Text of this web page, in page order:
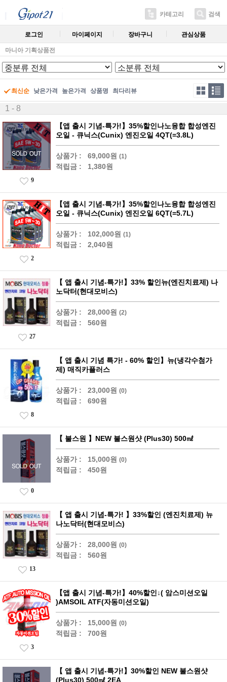
카테고리 검색
로그인 마이페이지 장바구니 관심상품
마니아 기획상품전
최신순 낮은가격 높은가격 상품명 최다리뷰
1 - 8
【앱 출시 기념-특가!】35%할인나노융합 합성엔진
오일 - 큐닉스(Cunix) 엔진오일 4QT(=3.8L)
상품가 : 69,000원 (1)
적립금 : 1,380원
9
【앱 출시 기념-특가!】35%할인나노융합 합성엔진
오일 - 큐닉스(Cunix) 엔진오일 6QT(=5.7L)
상품가 : 102,000원 (1)
적립금 : 2,040원
2
【 앱 출시 기념-특가!】33% 할인뉴(엔진치료제) 나
노닥터(현대모비스)
상품가 : 28,000원 (2)
적립금 : 560원
27
【 앱 출시 기념 특가! - 60% 할인】뉴(냉각수첨가
제) 매직카플러스
상품가 : 23,000원 (0)
적립금 : 690원
8
【 불스원 】NEW 불스원샷 (Plus30) 500㎖
상품가 : 15,000원 (0)
적립금 : 450원
0
【 앱 출시 기념-특가! 】33%할인 (엔진치료제) 뉴
나노닥터(현대모비스)
상품가 : 28,000원 (0)
적립금 : 560원
13
【앱 출시 기념-특가!】40%할인↓( 암스미션오일
)AMSOIL ATF(자동미션오일)
상품가 : 15,000원 (0)
적립금 : 700원
3
【 앱 출시 기념-특가!】30%할인 NEW 불스원샷
(Plus30) 500㎖ 2EA